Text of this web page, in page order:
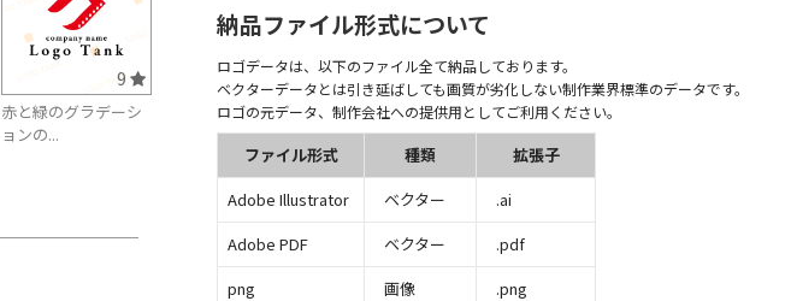
9
赤と緑のグラデーシ
ョンの...
納品ファイル形式について
ロゴデータは、以下のファイル全て納品しております。
ベクターデータとは引き延ばしても画質が劣化しない制作業界標準のデータです。
ロゴの元データ、制作会社への提供用としてご利用ください。
ファイル形式 種類
拡張子
Adobe Illustrator
ベクター
.ai
Adobe PDF
ベクター
.pdf
png
画像
.png